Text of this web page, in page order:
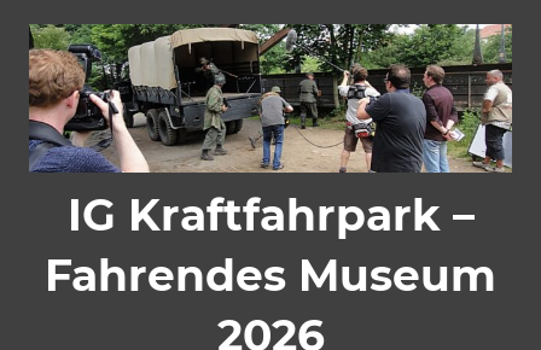
Inhalt
springen
IG Kraftfahrpark –
Fahrendes Museum
2026